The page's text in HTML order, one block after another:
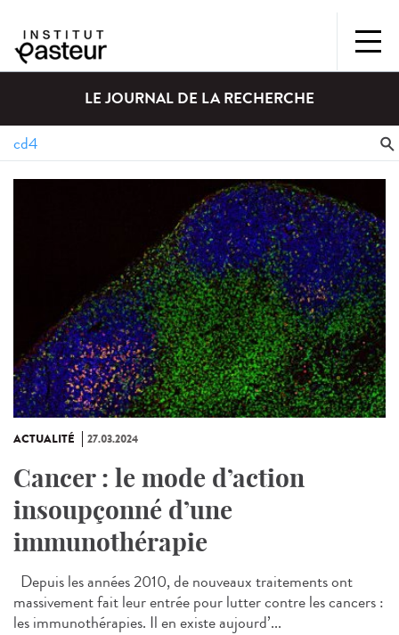
LE JOURNAL DE LA RECHERCHE
ACTUALITÉ 27.03.2024
Cancer : le mode d’action
insoupçonné d’une
immunothérapie
Depuis les années 2010, de nouveaux traitements ont
massivement fait leur entrée pour lutter contre les cancers :
les immunothérapies. Il en existe aujourd’...